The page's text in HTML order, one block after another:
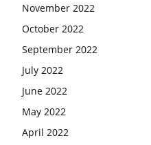
November 2022
October 2022
September 2022
July 2022
June 2022
May 2022
April 2022